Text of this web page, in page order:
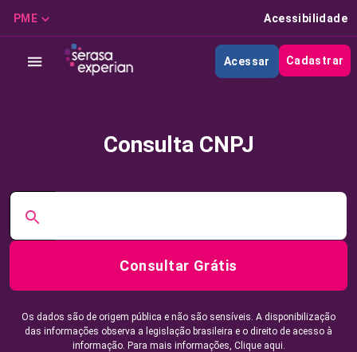
PME Acessibilidade
Acessar Cadastrar
Consulta CNPJ
Consultar Grátis
Os dados são de origem pública e não são sensíveis. A disponibilização
das informações observa a legislação brasileira e o direito de acesso à
informação. Para mais informações, Clique aqui.